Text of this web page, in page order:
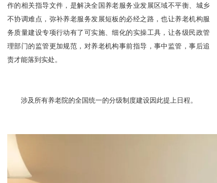
作的相关指导文件，是解决全国养老服务业发展区域不平衡、城乡
不协调难点，弥补养老服务发展短板的必经之路，也让养老机构服
务质量建设专项行动有了可实施、细化的实操工具，让各级民政管
理部门的监管更加规范，对养老机构事前指导，事中监管，事后追
责才能落到实处。
涉及所有养老院的全国统一的分级制度建设因此提上日程。